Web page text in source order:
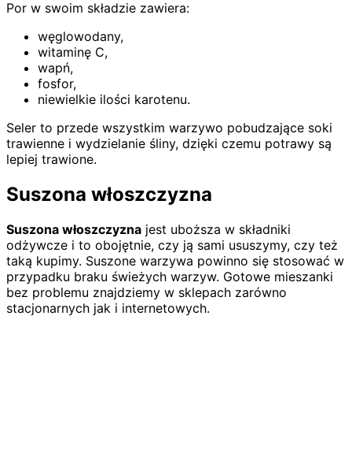
Por w swoim składzie zawiera:
węglowodany,
witaminę C,
wapń,
fosfor,
niewielkie ilości karotenu.
Seler to przede wszystkim warzywo pobudzające soki
trawienne i wydzielanie śliny, dzięki czemu potrawy są
lepiej trawione.
Suszona włoszczyzna
Suszona włoszczyzna jest uboższa w składniki
odżywcze i to obojętnie, czy ją sami ususzymy, czy też
taką kupimy. Suszone warzywa powinno się stosować w
przypadku braku świeżych warzyw. Gotowe mieszanki
bez problemu znajdziemy w sklepach zarówno
stacjonarnych jak i internetowych.